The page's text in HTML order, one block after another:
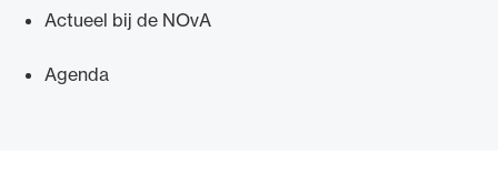
Actueel bij de NOvA
Agenda